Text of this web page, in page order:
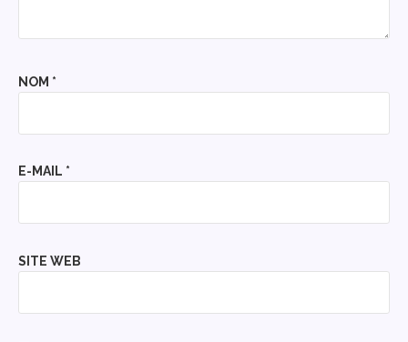
NOM *
E-MAIL *
SITE WEB